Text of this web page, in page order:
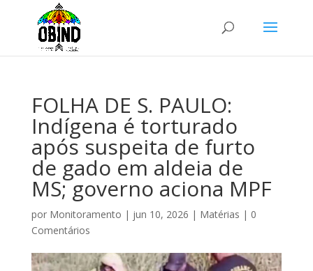
FOLHA DE S. PAULO:
Indígena é torturado
após suspeita de furto
de gado em aldeia de
MS; governo aciona MPF
por Monitoramento | jun 10, 2026 | Matérias | 0
Comentários